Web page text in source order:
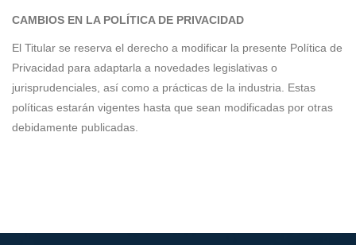
CAMBIOS EN LA POLÍTICA DE PRIVACIDAD
El Titular se reserva el derecho a modificar la presente Política de
Privacidad para adaptarla a novedades legislativas o
jurisprudenciales, así como a prácticas de la industria. Estas
políticas estarán vigentes hasta que sean modificadas por otras
debidamente publicadas.